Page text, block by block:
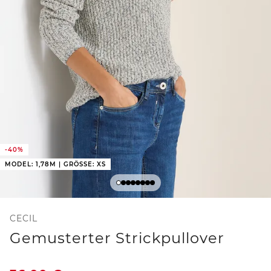
-40%
MODEL: 1,78M | GRÖSSE: XS
CECIL
Gemusterter Strickpullover